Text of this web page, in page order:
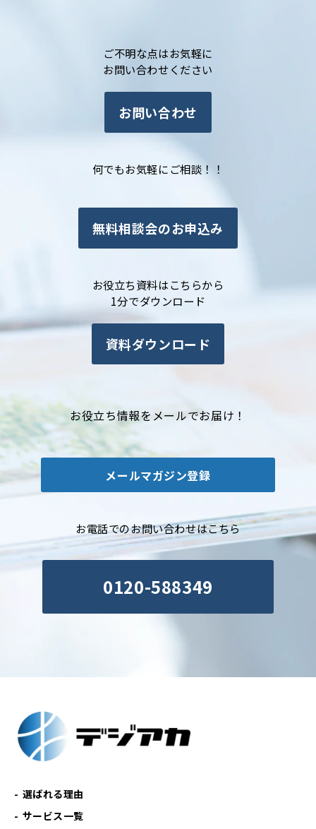
ご不明な点はお気軽に
お問い合わせください
お問い合わせ
何でもお気軽にご相談！！
無料相談会のお申込み
お役立ち資料はこちらから
1分でダウンロード
資料ダウンロード
お役立ち情報をメールでお届け！
メールマガジン登録
お電話でのお問い合わせはこちら
0120-588349
選ばれる理由
サービス一覧